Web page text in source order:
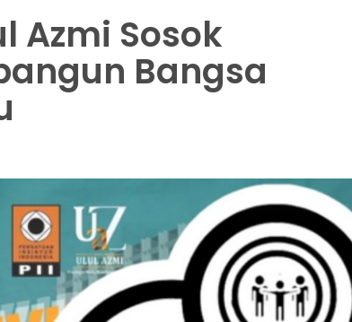
Azmi Sosok
Bangsa